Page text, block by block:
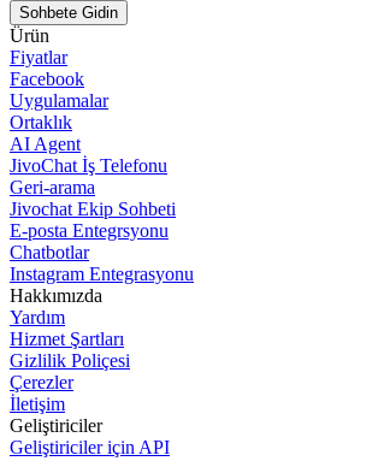
Sohbete Gidin
Ürün
Fiyatlar
Facebook
Uygulamalar
Ortaklık
AI Agent
JivoChat İş Telefonu
Geri-arama
Jivochat Ekip Sohbeti
E-posta Entegrsyonu
Chatbotlar
Instagram Entegrasyonu
Hakkımızda
Yardım
Hizmet Şartları
Gizlilik Poliçesi
Çerezler
İletişim
Geliştiriciler
Geliştiriciler için API